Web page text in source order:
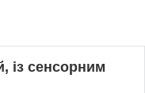
із сенсорним